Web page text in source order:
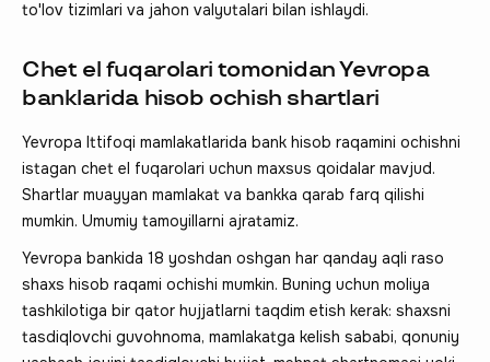
to'lov tizimlari va jahon valyutalari bilan ishlaydi.
Chet el fuqarolari tomonidan Yevropa
banklarida hisob ochish shartlari
Yevropa Ittifoqi mamlakatlarida bank hisob raqamini ochishni
istagan chet el fuqarolari uchun maxsus qoidalar mavjud.
Shartlar muayyan mamlakat va bankka qarab farq qilishi
mumkin. Umumiy tamoyillarni ajratamiz.
Yevropa bankida 18 yoshdan oshgan har qanday aqli raso
shaxs hisob raqami ochishi mumkin. Buning uchun moliya
tashkilotiga bir qator hujjatlarni taqdim etish kerak: shaxsni
tasdiqlovchi guvohnoma, mamlakatga kelish sababi, qonuniy